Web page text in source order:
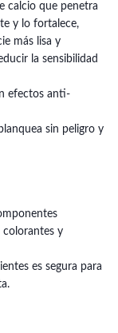
calcio que penetra
y lo fortalece,
más lisa y
la sensibilidad
efectos anti-
sin peligro y
colorantes y
es segura para